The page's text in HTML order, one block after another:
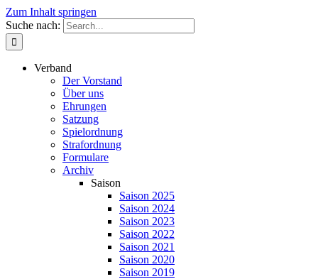
Zum Inhalt springen
Suche nach:
Verband
Der Vorstand
Über uns
Ehrungen
Satzung
Spielordnung
Strafordnung
Formulare
Archiv
Saison
Saison 2025
Saison 2024
Saison 2023
Saison 2022
Saison 2021
Saison 2020
Saison 2019